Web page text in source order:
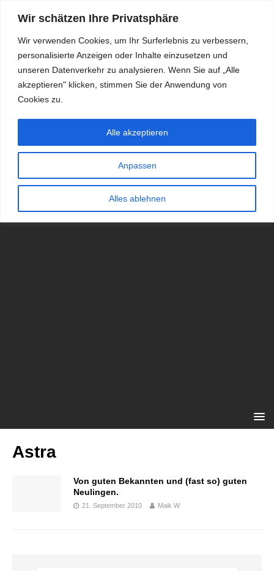
Wir schätzen Ihre Privatsphäre
Wir verwenden Cookies, um Ihr Surferlebnis zu verbessern,
personalisierte Anzeigen oder Inhalte einzusetzen und
unseren Datenverkehr zu analysieren. Wenn Sie auf „Alle
akzeptieren" klicken, stimmen Sie der Anwendung von
Cookies zu.
Anpassen
Alles ablehnen
Alle akzeptieren
RDKS.EXPERT
TESTS, EXPERTEN-TIPPS RUND UM DAS THEMA RDKS UND
Astra
Von guten Bekannten und (fast so) guten
Neulingen.
21. September 2010 Maik W